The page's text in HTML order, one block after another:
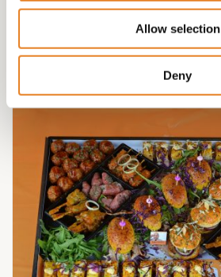
Allow selection
Deny